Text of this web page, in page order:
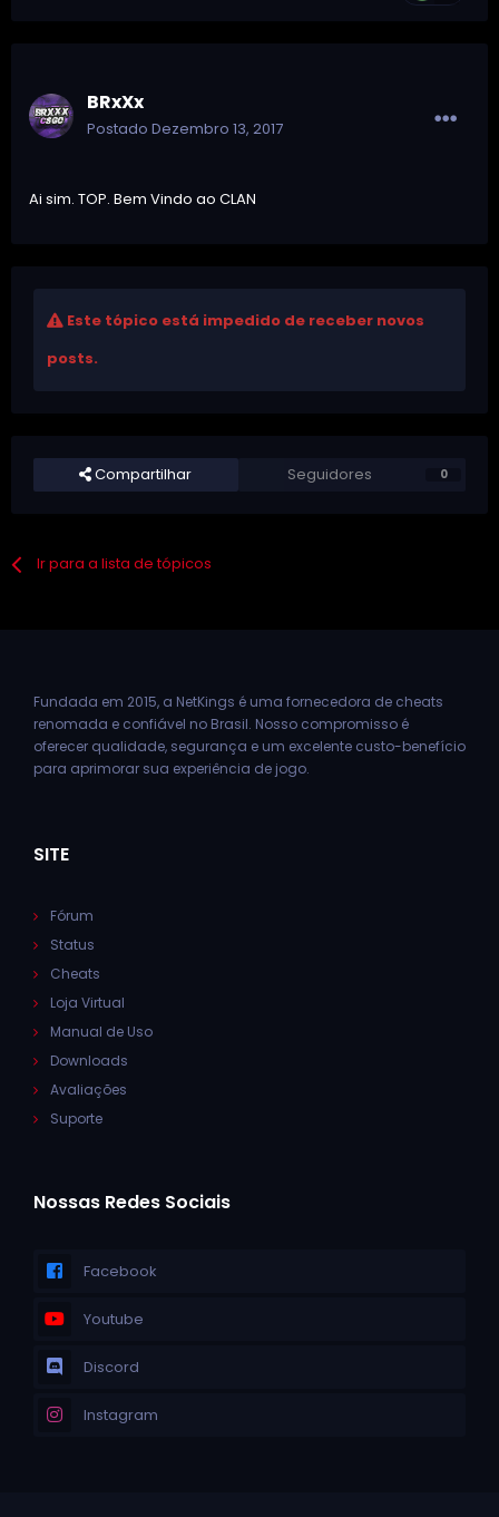
BRxXx
Postado Dezembro 13, 2017
Ai sim. TOP. Bem Vindo ao CLAN
Este tópico está impedido de receber novos
posts.
Compartilhar Seguidores 0
Ir para a lista de tópicos
Fundada em 2015, a NetKings é uma fornecedora de cheats
renomada e confiável no Brasil. Nosso compromisso é
oferecer qualidade, segurança e um excelente custo-benefício
para aprimorar sua experiência de jogo.
SITE
Fórum
Status
Cheats
Loja Virtual
Manual de Uso
Downloads
Avaliações
Suporte
Nossas Redes Sociais
Facebook
Youtube
Discord
Instagram